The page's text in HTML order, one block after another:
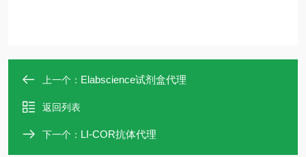
上一个： Elabscience试剂盒代理
返回列表
下一个： LI-COR抗体代理